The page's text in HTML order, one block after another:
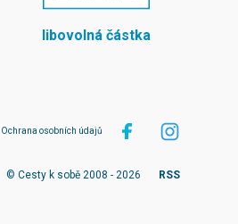
libovolná částka
Ochrana osobních údajů
© Cesty k sobě 2008 - 2026 RSS